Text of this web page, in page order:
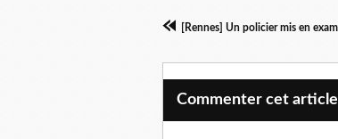
Commenter cet article